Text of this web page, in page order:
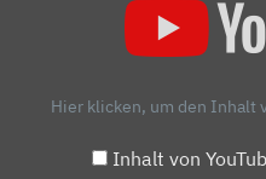
Hier klicken, um den Inhalt
Inhalt von